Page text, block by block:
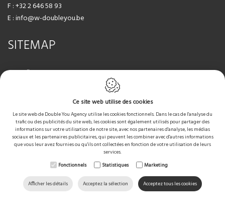
F : +32 2 646 58 93
E : info@w-doubleyou.be
SITEMAP
Accueil
Méthode de travail
Références
Contact
Ce site web utilise des cookies
Le site web de Double You Agency utilise les cookies fonctionnels. Dans le cas de l'analyse du
trafic ou des publicités du site web, les cookies sont également utilisés pour partager des
informations sur votre utilisation de notre site, avec nos partenaires d'analyse, les médias
sociaux et les partenaires publicitaires, qui peuvent les combiner avec d'autres informations
que vous leur avez fournies ou qu'ils ont collectées en fonction de votre utilisation de leurs
services.
Fonctionnels
Statistiques Marketing
Afficher les détails Acceptez la sélection Acceptez tous les cookies